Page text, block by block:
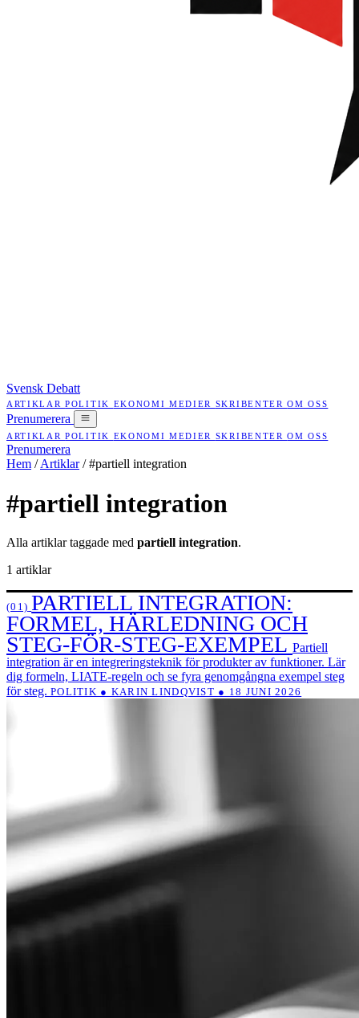
Svensk Debatt
ARTIKLARPOLITIK EKONOMIMEDIER SKRIBENTEROM OSS
Prenumerera
ARTIKLARPOLITIK EKONOMIMEDIER SKRIBENTEROM OSS
Prenumerera
Hem / Artiklar / #partiell integration
#partiell integration
Alla artiklar taggade med partiell integration.
1 artiklar
(01) PARTIELL INTEGRATION:
FORMEL, HÄRLEDNING OCH
STEG-FÖR-STEG-EXEMPEL Partiell
integration är en integreringsteknik för produkter av funktioner. Lär
dig formeln, LIATE-regeln och se fyra genomgångna exempel steg
för steg. POLITIK ● KARIN LINDQVIST ● 18 JUNI 2026